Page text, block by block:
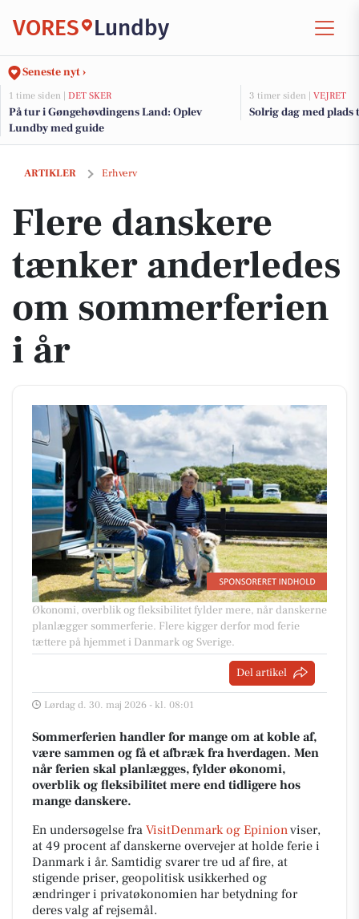
VORES Lundby
Seneste nyt ›
1 time siden | DET SKER
På tur i Gøngehøvdingens Land: Oplev
Lundby med guide
3 timer siden | VEJRET
Solrig dag med
ARTIKLER Erhverv
Flere danskere tænker anderledes om sommerferien i år
Flere danskere
tænker anderledes
om sommerferien
i år
Økonomi, overblik og fleksibilitet fylder mere, når danskerne
planlægger sommerferie. Flere kigger derfor mod ferie
tættere på hjemmet i Danmark og Sverige.
Del artikel
Lørdag d. 30. maj 2026 - kl. 08:01
Sommerferien handler for mange om at koble af,
være sammen og få et afbræk fra hverdagen. Men
når ferien skal planlægges, fylder økonomi,
overblik og fleksibilitet mere end tidligere hos
mange danskere.
En undersøgelse fra VisitDenmark og Epinionviser,
at 49 procent af danskerne overvejer at holde ferie i
Danmark i år. Samtidig svarer tre ud af fire, at
stigende priser, geopolitisk usikkerhed og
ændringer i privatøkonomien har betydning for
deres valg af rejsemål.